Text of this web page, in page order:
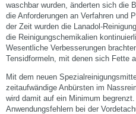
waschbar wurden, änderten sich die
die Anforderungen an Verfahren und
der Zeit wurden die Lanadol-
die Reinigungschemikalien
Wesentliche Verbesserungen
Tensidformeln, mit denen sich Fette
Mit dem neuen
zeitaufwändige Anbürsten im
wird damit auf ein Minimum
Anwendungsfehlern bei der